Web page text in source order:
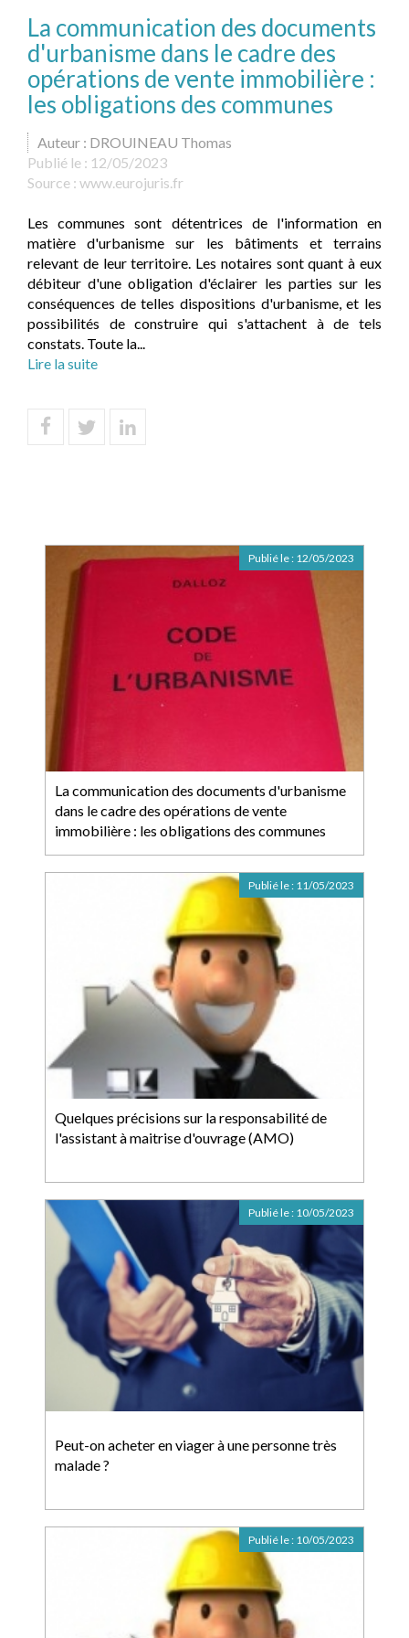
La communication des documents
d'urbanisme dans le cadre des
opérations de vente immobilière :
les obligations des communes
Auteur : DROUINEAU Thomas
Publié le : 12/05/2023
Source : www.eurojuris.fr
Les communes sont détentrices de l'information en
matière d'urbanisme sur les bâtiments et terrains
relevant de leur territoire. Les notaires sont quant à eux
débiteur d'une obligation d'éclairer les parties sur les
conséquences de telles dispositions d'urbanisme, et les
possibilités de construire qui s'attachent à de tels
constats. Toute la...
Lire la suite
La communication des documents d'urbanisme
dans le cadre des opérations de vente
immobilière : les obligations des communes
Publié le : 12/05/2023
Quelques précisions sur la responsabilité de
l'assistant à maitrise d'ouvrage (AMO)
Publié le : 11/05/2023
Peut-on acheter en viager à une personne très
malade ?
Publié le : 10/05/2023
Publié le : 10/05/2023